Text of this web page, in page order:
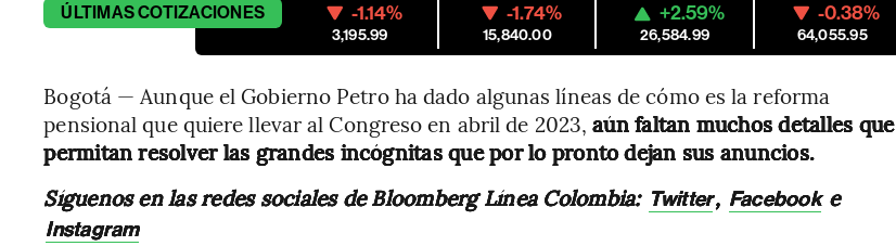
ÚLTIMASCOTIZACIONES -1.14%
3,195.99
-1.74%
15,840.00
+2.59%
26,584.99
-0.38%
64,055.95
Bogotá — Aunque el Gobierno Petro ha dado algunas líneas de cómo es la reforma
pensional que quiere llevar al Congreso en abril de 2023,aún faltan muchos detalles que
permitan resolver las grandes incógnitas que por lo pronto dejan sus anuncios.
Síguenos en las redes sociales de Bloomberg Línea Colombia: Twitter, Facebooke
Instagram